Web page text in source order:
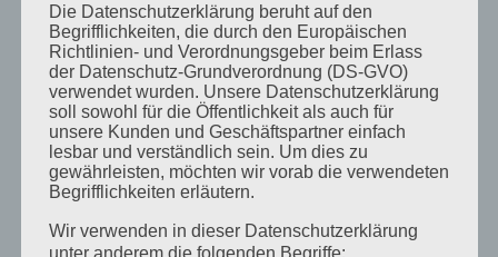
April 2012
Februar 2012
November 2011
Oktober 2011
September 2011
August 2011
Juli 2011
Die Datenschutzerklärung beruht auf den
Begrifflichkeiten, die durch den Europäischen
Richtlinien- und Verordnungsgeber beim Erlass
der Datenschutz-Grundverordnung (DS-GVO)
verwendet wurden. Unsere Datenschutzerklärung
soll sowohl für die Öffentlichkeit als auch für
unsere Kunden und Geschäftspartner einfach
lesbar und verständlich sein. Um dies zu
gewährleisten, möchten wir vorab die verwendeten
Begrifflichkeiten erläutern.
Wir verwenden in dieser Datenschutzerklärung
unter anderem die folgenden Begriffe: